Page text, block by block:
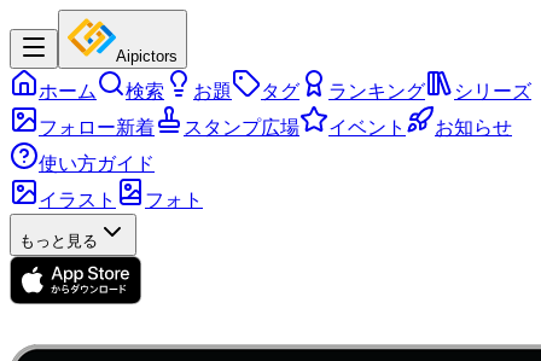
Aipictors
ホーム 検索 お題 タグ ランキング
シリーズ
フォロー新着
スタンプ広場 イベント
お知らせ
使い方ガイド
イラスト
フォト
もっと見る